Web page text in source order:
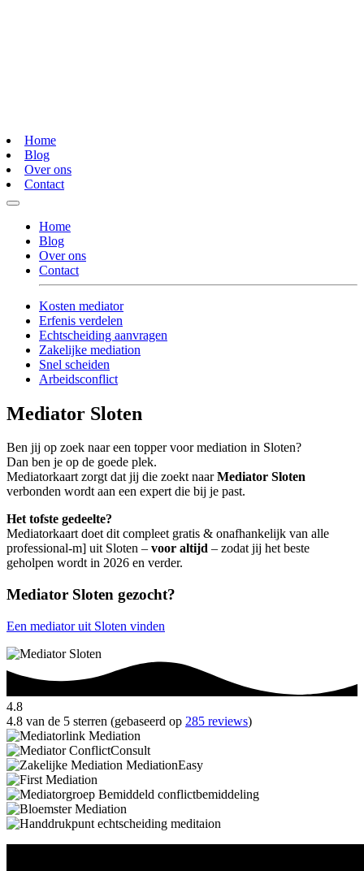
Home
Blog
Over ons
Contact
Home
Blog
Over ons
Contact
Kosten mediator
Erfenis verdelen
Echtscheiding aanvragen
Zakelijke mediation
Snel scheiden
Arbeidsconflict
Mediator Sloten
Ben jij op zoek naar een topper voor mediation in Sloten?
Dan ben je op de goede plek.
Mediatorkaart zorgt dat jij die zoekt naarMediator Sloten
verbonden wordt aan een expert die bij je past.
Het tofste gedeelte?
Mediatorkaart doet dit compleet gratis & onafhankelijk van alle
professional-m] uit Sloten – voor altijd – zodat jij het beste
geholpen wordt in 2026 en verder.
Mediator Sloten gezocht?
Een mediator uit Sloten vinden
4.8
4.8 van de 5 sterren (gebaseerd op 285 reviews)